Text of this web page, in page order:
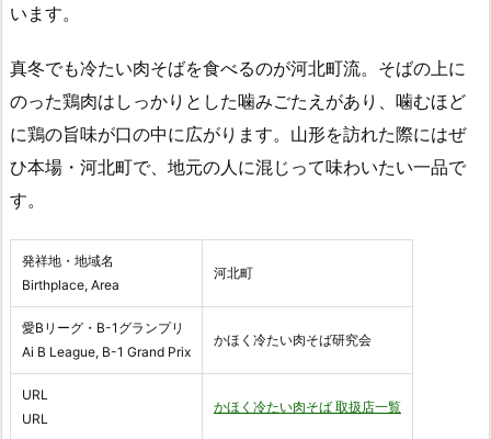
います。
真冬でも冷たい肉そばを食べるのが河北町流。そばの上に
のった鶏肉はしっかりとした噛みごたえがあり、噛むほど
に鶏の旨味が口の中に広がります。山形を訪れた際にはぜ
ひ本場・河北町で、地元の人に混じって味わいたい一品で
す。
発祥地・地域名
Birthplace, Area
河北町
愛Bリーグ・B-1グランプリ
Ai B League, B-1 Grand Prix
かほく冷たい肉そば研究会
URL
URL
かほく冷たい肉そば 取扱店一覧